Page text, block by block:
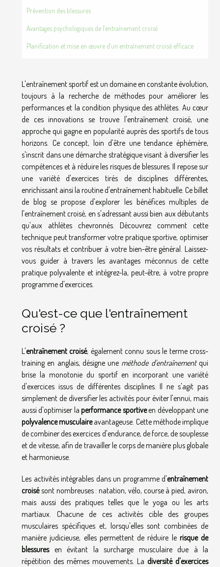
Prévention des blessures
Avantages psychologiques de l'entraînement croisé
Planification et mise en œuvre d'un entraînement croisé efficace
L'entraînement sportif est un domaine en constante évolution,
toujours à la recherche de méthodes pour améliorer les
performances et la condition physique des athlètes. Au cœur
de ces innovations se trouve l'entraînement croisé, une
approche qui gagne en popularité auprès des sportifs de tous
horizons. Ce concept, loin d'être une tendance éphémère,
s'inscrit dans une démarche stratégique visant à diversifier les
compétences et à réduire les risques de blessures. Il repose sur
une variété d'exercices tirés de disciplines différentes,
enrichissant ainsi la routine d'entraînement habituelle. Ce billet
de blog se propose d'explorer les bénéfices multiples de
l'entraînement croisé, en s'adressant aussi bien aux débutants
qu'aux athlètes chevronnés. Découvrez comment cette
technique peut transformer votre pratique sportive, optimiser
vos résultats et contribuer à votre bien-être général. Laissez-
vous guider à travers les avantages méconnus de cette
pratique polyvalente et intégrez-la, peut-être, à votre propre
programme d'exercices.
Qu'est-ce que l'entraînement
croisé ?
L'entraînement croisé, également connu sous le terme cross-
training en anglais, désigne une méthode d'entraînementqui
brise la monotonie du sportif en incorporant une variété
d'exercices issus de différentes disciplines. Il ne s'agit pas
simplement de diversifier les activités pour éviter l'ennui, mais
aussi d'optimiser laperformance sportiveen développant une
polyvalence musculaireavantageuse. Cette méthode implique
de combiner des exercices d'endurance, de force, de souplesse
et de vitesse, afin de travailler le corps de manière plus globale
et harmonieuse.
Les activités intégrables dans un programme d'entraînement
croisésont nombreuses : natation, vélo, course à pied, aviron,
mais aussi des pratiques telles que le yoga ou les arts
martiaux. Chacune de ces activités cible des groupes
musculaires spécifiques et, lorsqu'elles sont combinées de
manière judicieuse, elles permettent de réduire le risque de
blessuresen évitant la surcharge musculaire due à la
répétition des mêmes mouvements. La diversité d'exercices